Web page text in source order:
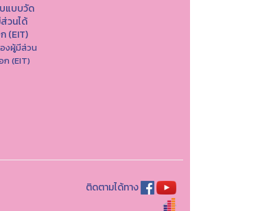
แบบวัด
วนได้
(EIT)
งผู้มีส่วน
ก (EIT)
ติดตามได้ทาง